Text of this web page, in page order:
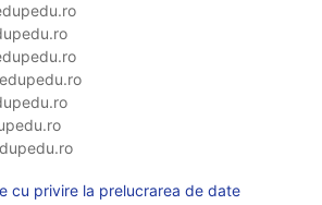
cu privire la prelucrarea de date